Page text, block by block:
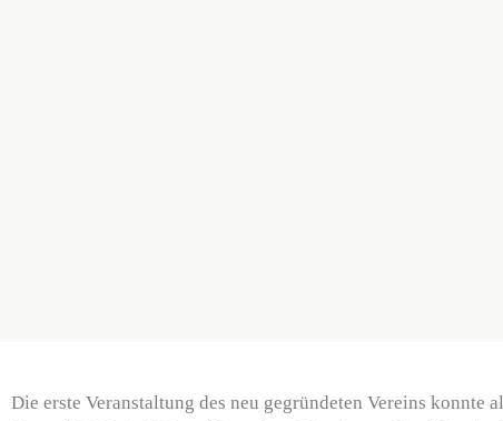
Die erste Veranstaltung des neu gegründeten Vereins